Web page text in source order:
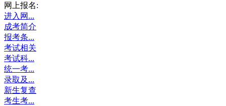
网上报名:
进入网...
成考简介
报考条...
考试相关
考试科...
统一考...
录取及...
新生复查
考生考...